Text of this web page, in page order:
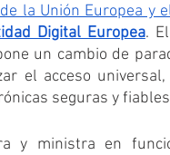
la Unión Europea y
Digital Europea.
un cambio de
el acceso
seguras y
y ministra en